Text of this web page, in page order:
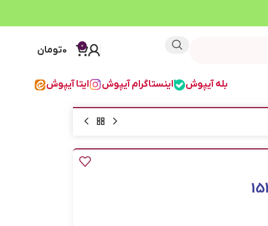
0
0تومان
بله آیپوش اینستاگرام آیپوش ایتا آیپوش